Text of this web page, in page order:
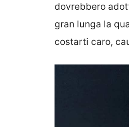
dovrebbero
gran lunga la
costarti caro,